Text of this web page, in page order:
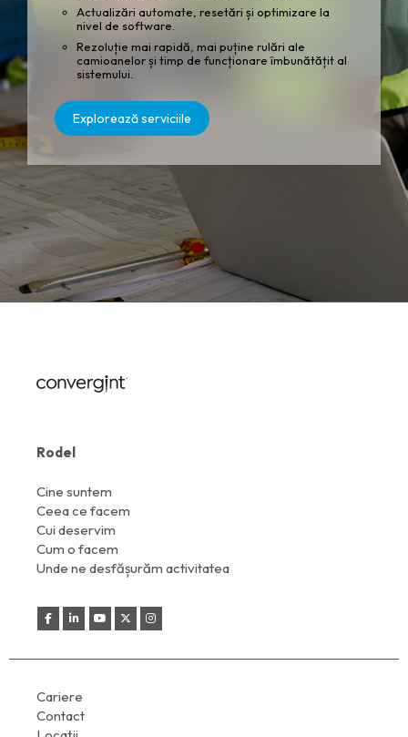
Actualizări automate, resetări și optimizare la
nivel de software.
Rezoluție mai rapidă, mai puține rulări ale
camioanelor și timp de funcționare îmbunătățit al
sistemului.
Explorează serviciile
Rodel
Cine suntem
Ceea ce facem
Cui deservim
Cum o facem
Unde ne desfășurăm activitatea
Cariere
Contact